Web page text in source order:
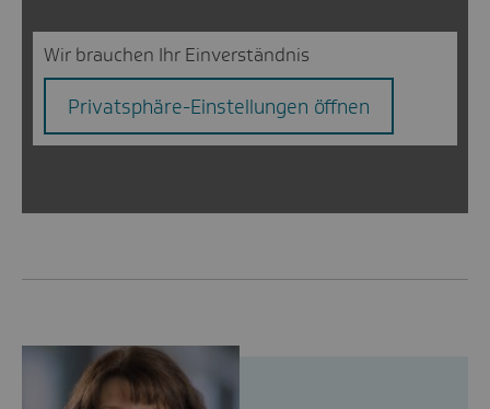
Wir brauchen Ihr Einverständnis
Privatsphäre-Einstellungen öffnen